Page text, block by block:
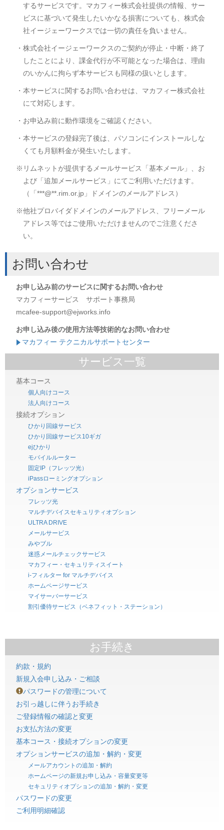
するサービスです。マカフィー株式会社提供の情報、サー
ビスに基づいて発生したいかなる損害についても、株式会
社イージェーワークスでは一切の責任を負いません。
・株式会社イージェーワークスのご契約が停止・中断・終了
したことにより、課金代行が不可能となった場合は、理由
のいかんに拘らず本サービスも同様の扱いとします。
・本サービスに関するお問い合わせは、マカフィー株式会社
にて対応します。
・お申込み前に動作環境をご確認ください。
・本サービスの登録完了後は、パソコンにインストールしな
くても月額料金が発生いたします。
※リムネットが提供するメールサービス「基本メール」、お
よび「追加メールサービス」にてご利用いただけます。
（「***@**.rim.or.jp」ドメインのメールアドレス）
※他社プロバイダドメインのメールアドレス、フリーメール
アドレス等ではご使用いただけませんのでご注意くださ
い。
お問い合わせ
お申し込み前のサービスに関するお問い合わせ
マカフィーサービス サポート事務局
mcafee-support@ejworks.info
お申し込み後の使用方法等技術的なお問い合わせ
マカフィー テクニカルサポートセンター
サービス一覧
基本コース
個人向けコース
法人向けコース
接続オプション
ひかり回線サービス
ひかり回線サービス10ギガ
ejひかり
モバイルルーター
固定IP（フレッツ光）
iPassローミングオプション
オプションサービス
フレッツ光
マルチデバイスセキュリティオプション
ULTRA DRIVE
メールサービス
みやブル
迷惑メールチェックサービス
マカフィー・セキュリティスイート
i-フィルター for マルチデバイス
ホームページサービス
マイサーバーサービス
割引優待サービス（ベネフィット・ステーション）
お手続き
約款・規約
新規入会申し込み・ご相談
パスワードの管理について
お引っ越しに伴うお手続き
ご登録情報の確認と変更
お支払方法の変更
基本コース・接続オプションの変更
オプションサービスの追加・解約・変更
メールアカウントの追加・解約
ホームページの新規お申し込み・容量変更等
セキュリティオプションの追加・解約・変更
パスワードの変更
ご利用明細確認